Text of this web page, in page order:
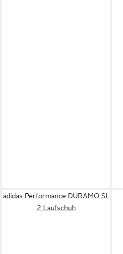
adidas Performance DURAMO SL
2 Laufschuh